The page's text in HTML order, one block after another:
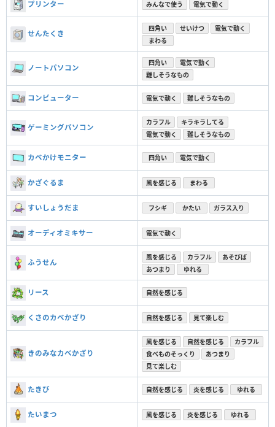
プリンター みんなで使う 電気で動く
せんたくき
四角い せいけつ
電気で動く
まわる
ノートパソコン
四角い
電気で動く
難しそうなもの
コンピューター 電気で動く 難しそうなもの
ゲーミングパソコン
カラフル
キラキラしてる
電気で動く
難しそうなもの
カベかけモニター 四角い 電気で動く
かざぐるま 風を感じる まわる
すいしょうだま フシギ かたい ガラス入り
オーディオミキサー 電気で動く
ふうせん
風を感じる カラフル
あそびば
あつまり
ゆれる
リース 自然を感じる
くさのカベかざり 自然を感じる 見て楽しむ
きのみなカベかざり
風を感じる 自然を感じる
カラフル
食べものそっくり
あつまり
見て楽しむ
たきび 自然を感じる 炎を感じる ゆれる
たいまつ 風を感じる 炎を感じる ゆれる